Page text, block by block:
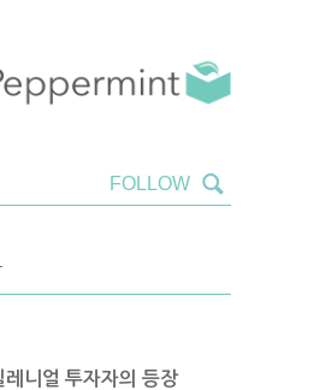
레니얼 투자자의 등장